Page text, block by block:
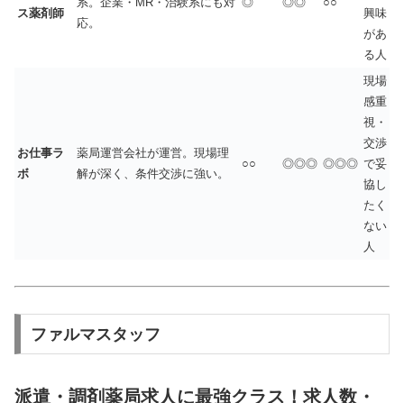
ス薬剤師
応。
興味
があ
る人
お仕事ラ
ボ
薬局運営会社が運営。現場理
解が深く、条件交渉に強い。
○○ ◎◎◎ ◎◎◎
現場
感重
視・
交渉
で妥
協し
たく
ない
人
ファルマスタッフ
派遣・調剤薬局求人に最強クラス！求人数・